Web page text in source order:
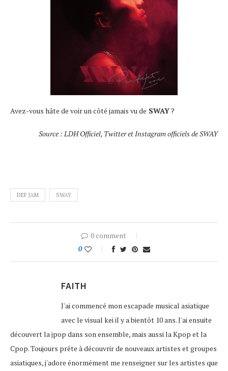
Avez-vous hâte de voir un côté jamais vu de SWAY?
Source : LDH Officiel, Twitter et Instagram officiels de SWAY
DEF JAM SWAY
0 comment
0
FAITH
J'ai commencé mon escapade musical asiatique
avec le visual kei il y a bientôt 10 ans. J'ai ensuite
découvert la jpop dans son ensemble, mais aussi la Kpop et la
Cpop. Toujours prête à découvrir de nouveaux artistes et groupes
asiatiques, j'adore énormément me renseigner sur les artistes que